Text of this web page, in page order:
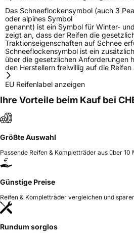
Das Schneeflockensymbol (auch 3
oder alpines Symbol
genannt) ist ein Symbol für Winter-
zeigt an, dass der Reifen die
Traktionseigenschaften auf Schnee
Schneeflockensymbol ist ein
über die gesetzlichen Anforderungen
den Herstellern freiwillig auf die
EU Reifenlabel anzeigen
Ihre Vorteile beim Kauf bei
Größte Auswahl
Passende Reifen & Kompletträder aus über 10
Günstige Preise
Reifen & Kompletträder vergleichen und
Rundum sorglos